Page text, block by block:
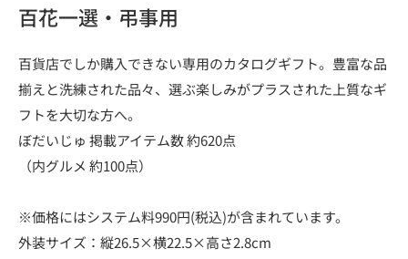
百花一選・弔事用
百貨店でしか購入できない専用のカタログギフト。豊富な品
揃えと洗練された品々、選ぶ楽しみがプラスされた上質なギ
フトを大切な方へ。
ぼだいじゅ 掲載アイテム数 約620点
（内グルメ 約100点）
※価格にはシステム料990円(税込)が含まれています。
外装サイズ：縦26.5×横22.5×高さ2.8cm